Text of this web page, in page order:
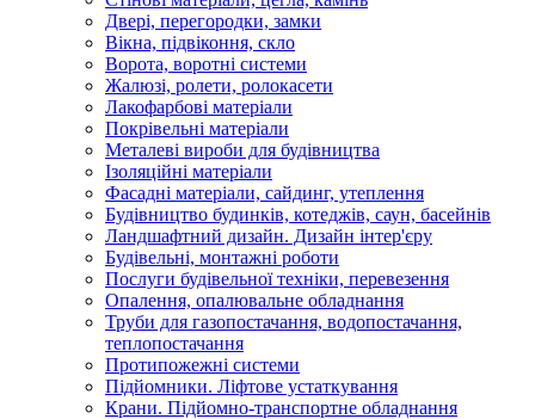
Двері, перегородки, замки
Вікна, підвіконня, скло
Ворота, воротні системи
Жалюзі, ролети, ролокасети
Лакофарбові матеріали
Покрівельні матеріали
Металеві вироби для будівництва
Ізоляційні матеріали
Фасадні матеріали, сайдинг, утеплення
Будівництво будинків, котеджів, саун, басейнів
Ландшафтний дизайн. Дизайн інтер'єру
Будівельні, монтажні роботи
Послуги будівельної техніки, перевезення
Опалення, опалювальне обладнання
Труби для газопостачання, водопостачання,
теплопостачання
Протипожежні системи
Підйомники. Ліфтове устаткування
Крани. Підйомно-транспортне обладнання